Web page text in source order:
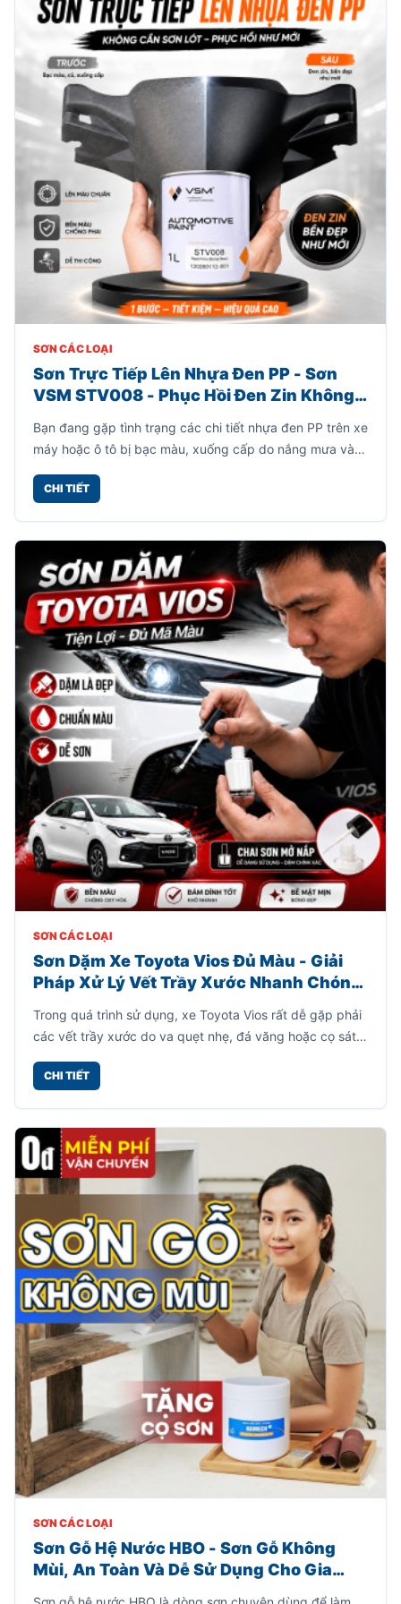
SƠN CÁC LOẠI
Sơn Trực Tiếp Lên Nhựa Đen PP - Sơn
VSM STV008 - Phục Hồi Đen Zin Không
Bạn đang gặp tình trạng các chi tiết nhựa đen PP trên xe
máy hoặc ô tô bị bạc màu, xuống cấp do nắng mưa và
giúp phục hồi bề mặt nhựa đen nhanh chóng, tiết kiệm
CHI TIẾT
SƠN CÁC LOẠI
Sơn Dặm Xe Toyota Vios Đủ Màu - Giải
Pháp Xử Lý Vết Trầy Xước Nhanh Chóng,
Trong quá trình sử dụng, xe Toyota Vios rất dễ gặp phải
các vết trầy xước do va quẹt nhẹ, đá văng hoặc cọ sát
mỹ mà còn khiến bề mặt sơn dễ bị oxy hóa theo thời
CHI TIẾT
SƠN CÁC LOẠI
Sơn Gỗ Hệ Nước HBO - Sơn Gỗ Không
Mùi, An Toàn Và Dễ Sử Dụng Cho Gia